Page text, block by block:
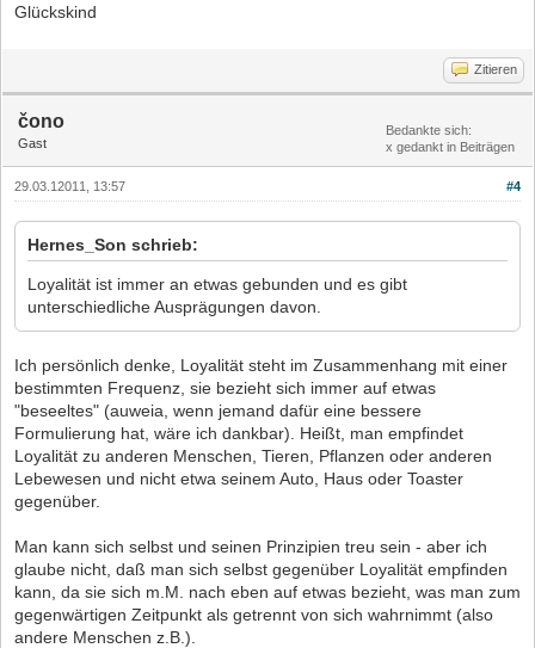
Glückskind
Zitieren
čono
Gast
Bedankte sich:
x gedankt in Beiträgen
#4
29.03.12011, 13:57
Hernes_Son schrieb:
Loyalität ist immer an etwas gebunden und es gibt
unterschiedliche Ausprägungen davon.
Ich persönlich denke, Loyalität steht im Zusammenhang mit einer
bestimmten Frequenz, sie bezieht sich immer auf etwas
"beseeltes" (auweia, wenn jemand dafür eine bessere
Formulierung hat, wäre ich dankbar). Heißt, man empfindet
Loyalität zu anderen Menschen, Tieren, Pflanzen oder anderen
Lebewesen und nicht etwa seinem Auto, Haus oder Toaster
gegenüber.
Man kann sich selbst und seinen Prinzipien treu sein - aber ich
glaube nicht, daß man sich selbst gegenüber Loyalität empfinden
kann, da sie sich m.M. nach eben auf etwas bezieht, was man zum
gegenwärtigen Zeitpunkt als getrennt von sich wahrnimmt (also
andere Menschen z.B.).